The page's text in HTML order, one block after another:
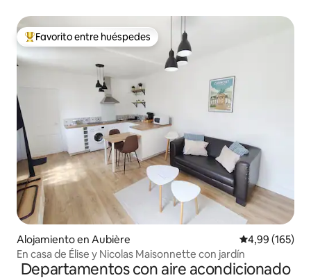
Favorito entre los huéspedes más destacados
Favorito entre huéspedes
Alojamiento en Aubière Calificación
4,99 (165)
En casa de Élise y Nicolas Maisonnette con jardín
Departamentos con aire acondicionado